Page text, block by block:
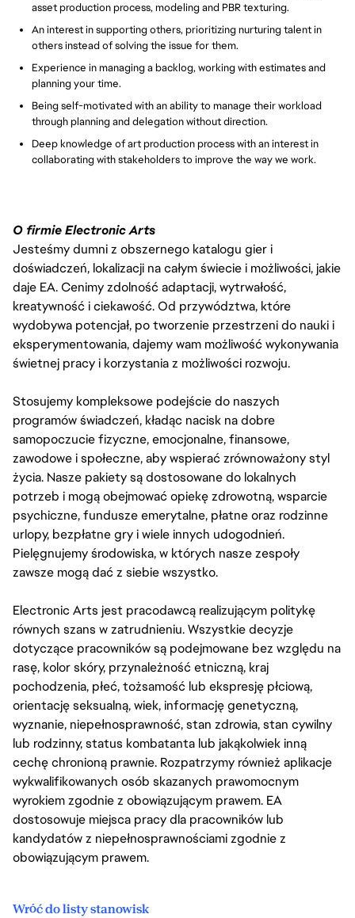
asset production process, modeling and PBR texturing.
An interest in supporting others, prioritizing nurturing talent in
others instead of solving the issue for them.
Experience in managing a backlog, working with estimates and
planning your time.
Being self-motivated with an ability to manage their workload
through planning and delegation without direction.
Deep knowledge of art production process with an interest in
collaborating with stakeholders to improve the way we work.
O firmie Electronic Arts
Jesteśmy dumni z obszernego katalogu gier i
doświadczeń, lokalizacji na całym świecie i możliwości, jakie
daje EA. Cenimy zdolność adaptacji, wytrwałość,
kreatywność i ciekawość. Od przywództwa, które
wydobywa potencjał, po tworzenie przestrzeni do nauki i
eksperymentowania, dajemy wam możliwość wykonywania
świetnej pracy i korzystania z możliwości rozwoju.
Stosujemy kompleksowe podejście do naszych
programów świadczeń, kładąc nacisk na dobre
samopoczucie fizyczne, emocjonalne, finansowe,
zawodowe i społeczne, aby wspierać zrównoważony styl
życia. Nasze pakiety są dostosowane do lokalnych
potrzeb i mogą obejmować opiekę zdrowotną, wsparcie
psychiczne, fundusze emerytalne, płatne oraz rodzinne
urlopy, bezpłatne gry i wiele innych udogodnień.
Pielęgnujemy środowiska, w których nasze zespoły
zawsze mogą dać z siebie wszystko.
Electronic Arts jest pracodawcą realizującym politykę
równych szans w zatrudnieniu. Wszystkie decyzje
dotyczące pracowników są podejmowane bez względu na
rasę, kolor skóry, przynależność etniczną, kraj
pochodzenia, płeć, tożsamość lub ekspresję płciową,
orientację seksualną, wiek, informację genetyczną,
wyznanie, niepełnosprawność, stan zdrowia, stan cywilny
lub rodzinny, status kombatanta lub jakąkolwiek inną
cechę chronioną prawnie. Rozpatrzymy również aplikacje
wykwalifikowanych osób skazanych prawomocnym
wyrokiem zgodnie z obowiązującym prawem. EA
dostosowuje miejsca pracy dla pracowników lub
kandydatów z niepełnosprawnościami zgodnie z
obowiązującym prawem.
Wróć do listy stanowisk